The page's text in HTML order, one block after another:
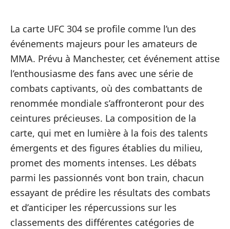
La carte UFC 304 se profile comme l’un des
événements majeurs pour les amateurs de
MMA. Prévu à Manchester, cet événement attise
l’enthousiasme des fans avec une série de
combats captivants, où des combattants de
renommée mondiale s’affronteront pour des
ceintures précieuses. La composition de la
carte, qui met en lumière à la fois des talents
émergents et des figures établies du milieu,
promet des moments intenses. Les débats
parmi les passionnés vont bon train, chacun
essayant de prédire les résultats des combats
et d’anticiper les répercussions sur les
classements des différentes catégories de